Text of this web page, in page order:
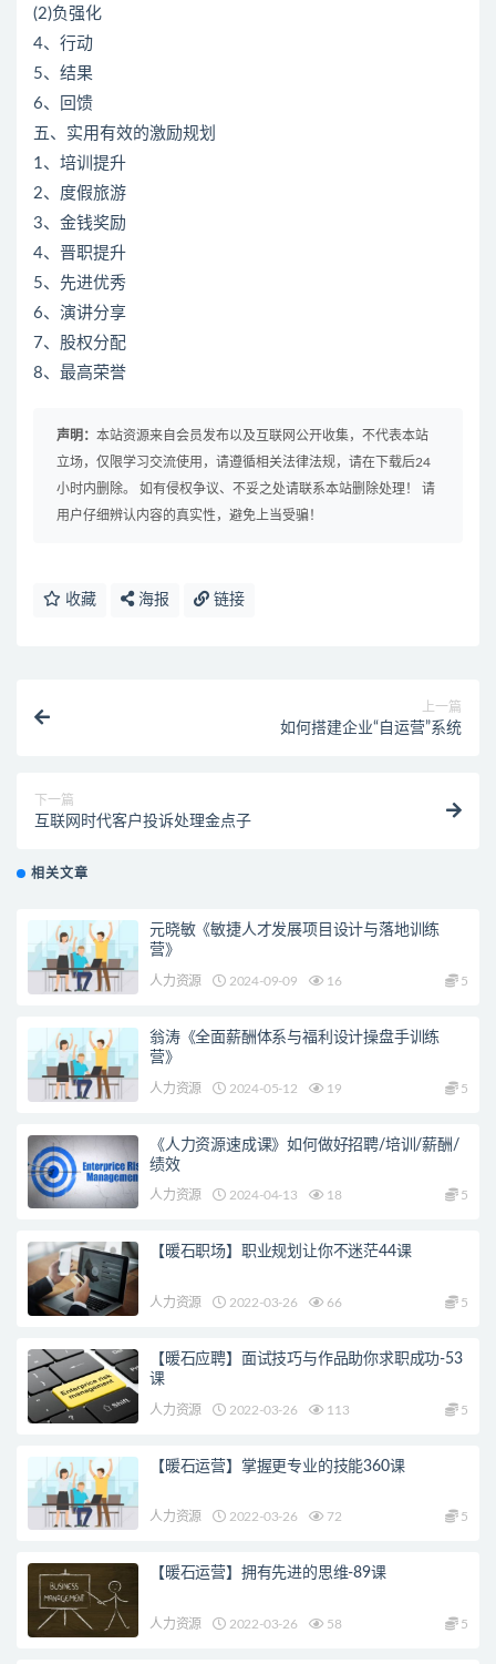
(2)负强化
4、行动
5、结果
6、回馈
五、实用有效的激励规划
1、培训提升
2、度假旅游
3、金钱奖励
4、晋职提升
5、先进优秀
6、演讲分享
7、股权分配
8、最高荣誉
声明： 本站资源来自会员发布以及互联网公开收集，不代表本站
立场，仅限学习交流使用，请遵循相关法律法规，请在下载后24
小时内删除。 如有侵权争议、不妥之处请联系本站删除处理！ 请
用户仔细辨认内容的真实性，避免上当受骗！
收藏 海报 链接
上一篇
如何搭建企业“自运营”系统
下一篇
互联网时代客户投诉处理金点子
相关文章
元晓敏《敏捷人才发展项目设计与落地训练
营》
人力资源 2024-09-09 16 5
翁涛《全面薪酬体系与福利设计操盘手训练
营》
人力资源 2024-05-12 19 5
《人力资源速成课》如何做好招聘/培训/薪酬/
绩效
人力资源 2024-04-13 18 5
【暖石职场】职业规划让你不迷茫44课
人力资源 2022-03-26 66 5
【暖石应聘】面试技巧与作品助你求职成功-53
课
人力资源 2022-03-26 113 5
【暖石运营】掌握更专业的技能360课
人力资源 2022-03-26 72 5
【暖石运营】拥有先进的思维-89课
人力资源 2022-03-26 58 5